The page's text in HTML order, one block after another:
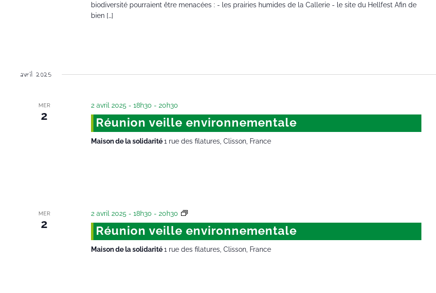
biodiversité pourraient être menacées : - les prairies humides de la Callerie - le site du Hellfest Afin de
bien […]
avril 2025
MER
2
2 avril 2025 - 18h30 -20h30
Réunion veille environnementale
Maison de la solidarité1 rue des filatures, Clisson, France
MER
2
2 avril 2025 - 18h30 -20h30
Réunion veille environnementale
Maison de la solidarité1 rue des filatures, Clisson, France